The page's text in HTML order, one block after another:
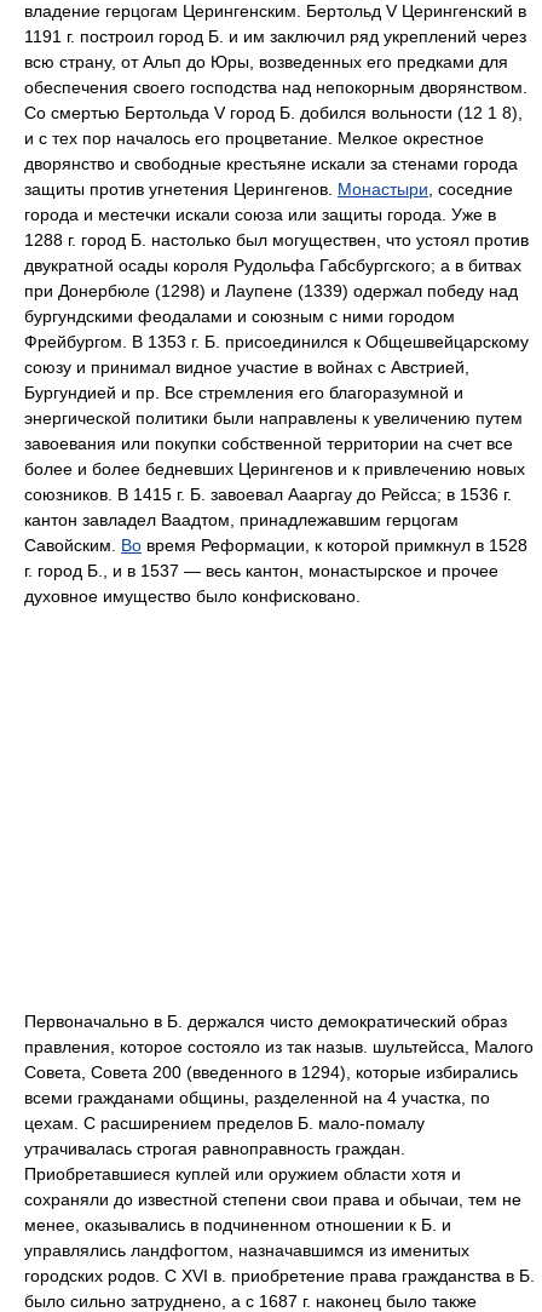
владение герцогам Церингенским. Бертольд V Церингенский в
1191 г. построил город Б. и им заключил ряд укреплений через
всю страну, от Альп до Юры, возведенных его предками для
обеспечения своего господства над непокорным дворянством.
Со смертью Бертольда V город Б. добился вольности (12 1 8),
и с тех пор началось его процветание. Мелкое окрестное
дворянство и свободные крестьяне искали за стенами города
защиты против угнетения Церингенов. Монастыри , соседние
города и местечки искали союза или защиты города. Уже в
1288 г. город Б. настолько был могуществен, что устоял против
двукратной осады короля Рудольфа Габсбургского; а в битвах
при Донербюле (1298) и Лаупене (1339) одержал победу над
бургундскими феодалами и союзным с ними городом
Фрейбургом. В 1353 г. Б. присоединился к Общешвейцарскому
союзу и принимал видное участие в войнах с Австрией,
Бургундией и пр. Все стремления его благоразумной и
энергической политики были направлены к увеличению путем
завоевания или покупки собственной территории на счет все
более и более бедневших Церингенов и к привлечению новых
союзников. В 1415 г. Б. завоевал Аааргау до Рейсса; в 1536 г.
кантон завладел Ваадтом, принадлежавшим герцогам
Савойским. Во время Реформации, к которой примкнул в 1528
г. город Б., и в 1537 — весь кантон, монастырское и прочее
духовное имущество было конфисковано.
Первоначально в Б. держался чисто демократический образ
правления, которое состояло из так назыв. шультейсса, Малого
Совета, Совета 200 (введенного в 1294), которые избирались
всеми гражданами общины, разделенной на 4 участка, по
цехам. С расширением пределов Б. мало-помалу
утрачивалась строгая равноправность граждан.
Приобретавшиеся куплей или оружием области хотя и
сохраняли до известной степени свои права и обычаи, тем не
менее, оказывались в подчиненном отношении к Б. и
управлялись ландфогтом, назначавшимся из именитых
городских родов. С XVI в. приобретение права гражданства в Б.
было сильно затруднено, а с 1687 г. наконец было также